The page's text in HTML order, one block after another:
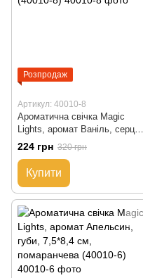
Розпродаж
Артикул: 40010-8
Ароматична свічка Magic
Lights, аромат Ваніль, серце,
7,5*8,4 см, жовта (40010-8)
224 грн 320 грн
Купити